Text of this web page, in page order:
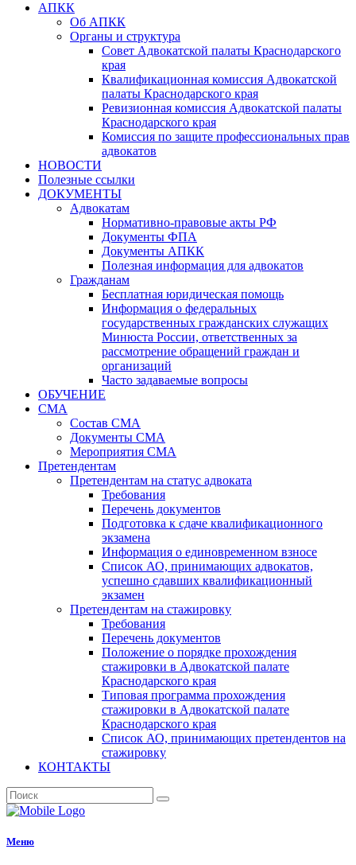
АПКК
Об АПКК
Органы и структура
Совет Адвокатской палаты Краснодарского
края
Квалификационная комиссия Адвокатской
палаты Краснодарского края
Ревизионная комиссия Адвокатской палаты
Краснодарского края
Комиссия по защите профессиональных прав
адвокатов
НОВОСТИ
Полезные ссылки
ДОКУМЕНТЫ
Адвокатам
Нормативно-правовые акты РФ
Документы ФПА
Документы АПКК
Полезная информация для адвокатов
Гражданам
Бесплатная юридическая помощь
Информация о федеральных
государственных гражданских служащих
Минюста России, ответственных за
рассмотрение обращений граждан и
организаций
Часто задаваемые вопросы
ОБУЧЕНИЕ
СМА
Состав СМА
Документы СМА
Мероприятия СМА
Претендентам
Претендентам на статус адвоката
Требования
Перечень документов
Подготовка к сдаче квалификационного
экзамена
Информация о единовременном взносе
Список АО, принимающих адвокатов,
успешно сдавших квалификационный
экзамен
Претендентам на стажировку
Требования
Перечень документов
Положение о порядке прохождения
стажировки в Адвокатской палате
Краснодарского края
Типовая программа прохождения
стажировки в Адвокатской палате
Краснодарского края
Список АО, принимающих претендентов на
стажировку
КОНТАКТЫ
Меню